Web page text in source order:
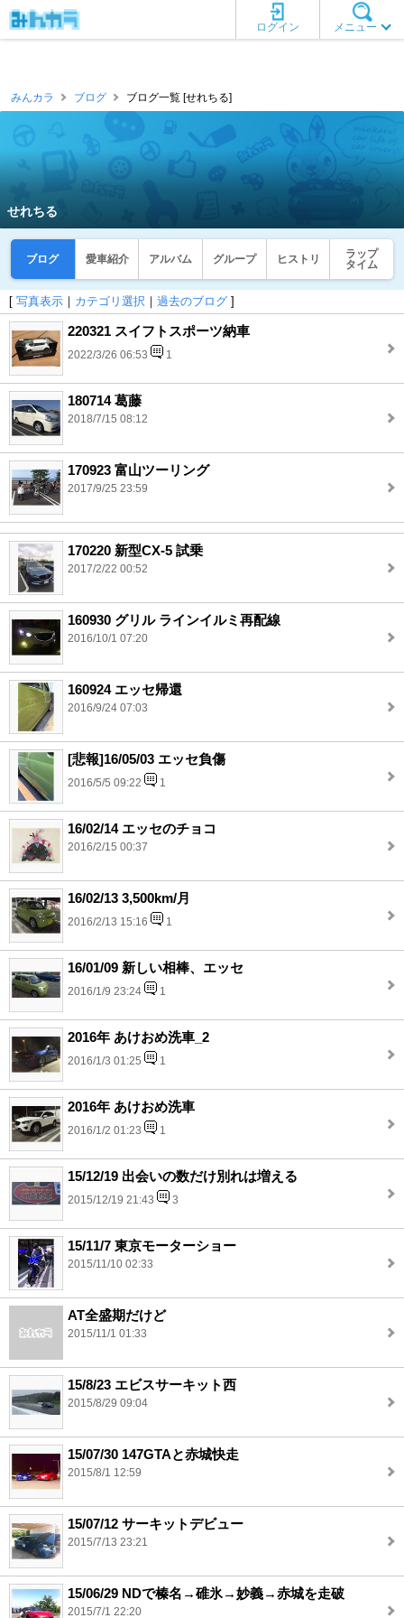
メニュー
ログイン
みんカラ ブログ ブログ一覧 [せれちる]
せれちる
ブログ 愛車紹介 アルバム グループ ヒストリ
ラップ
タイム
[ 写真表示 ｜ カテゴリ選択 ｜ 過去のブログ ]
220321 スイフトスポーツ納車
2022/3/26 06:53 1
180714 葛藤
2018/7/15 08:12
170923 富山ツーリング
2017/9/25 23:59
170220 新型CX-5 試乗
2017/2/22 00:52
160930 グリル ラインイルミ再配線
2016/10/1 07:20
160924 エッセ帰還
2016/9/24 07:03
[悲報]16/05/03 エッセ負傷
2016/5/5 09:22 1
16/02/14 エッセのチョコ
2016/2/15 00:37
16/02/13 3,500km/月
2016/2/13 15:16 1
16/01/09 新しい相棒、エッセ
2016/1/9 23:24 1
2016年 あけおめ洗車_2
2016/1/3 01:25 1
2016年 あけおめ洗車
2016/1/2 01:23 1
15/12/19 出会いの数だけ別れは増える
2015/12/19 21:43 3
15/11/7 東京モーターショー
2015/11/10 02:33
AT全盛期だけど
2015/11/1 01:33
15/8/23 エビスサーキット西
2015/8/29 09:04
15/07/30 147GTAと赤城快走
2015/8/1 12:59
15/07/12 サーキットデビュー
2015/7/13 23:21
15/06/29 NDで榛名→碓氷→妙義→赤城を走破
2015/7/1 22:20